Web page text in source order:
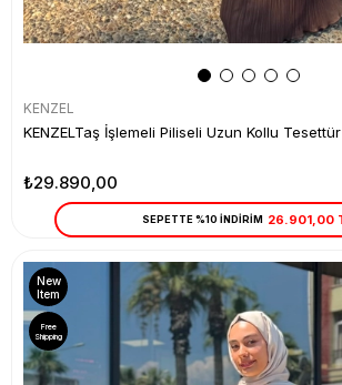
KENZEL
KENZELTaş İşlemeli Piliseli Uzun Kollu
₺29.890,00
SEPETTE %10 İNDİRİM 26.901,00
New
Item
Free
Shipping